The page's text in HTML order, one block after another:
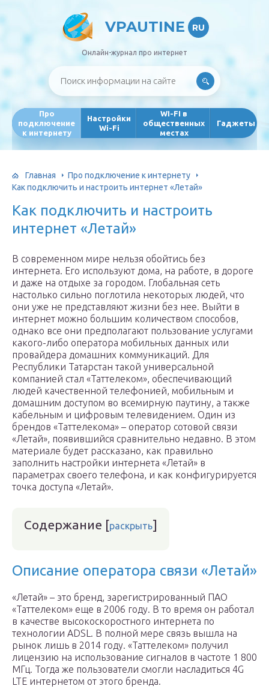
VPAUTINE RU
Онлайн-журнал про интернет
Про
подключение
к интернету
Настройки
Wi-Fi
WI-FI в
общественных
местах
Гаджеты
Главная
Про подключение к интернету
Как подключить и настроить интернет «Летай»
Как подключить и настроить
интернет «Летай»
В современном мире нельзя обойтись без
интернета. Его используют дома, на работе, в дороге
и даже на отдыхе за городом. Глобальная сеть
настолько сильно поглотила некоторых людей, что
они уже не представляют жизни без нее. Выйти в
интернет можно большим количеством способов,
однако все они предполагают пользование услугами
какого-либо оператора мобильных данных или
провайдера домашних коммуникаций. Для
Республики Татарстан такой универсальной
компанией стал «Таттелеком», обеспечивающий
людей качественной телефонией, мобильным и
домашним доступом во всемирную паутину, а также
кабельным и цифровым телевидением. Один из
брендов «Таттелекома» – оператор сотовой связи
«Летай», появившийся сравнительно недавно. В этом
материале будет рассказано, как правильно
заполнить настройки интернета «Летай» в
параметрах своего телефона, и как конфигурируется
точка доступа «Летай».
Содержание [раскрыть]
Описание оператора связи «Летай»
«Летай» – это бренд, зарегистрированный ПАО
«Таттелеком» еще в 2006 году. В то время он работал
в качестве высокоскоростного интернета по
технологии ADSL. В полной мере связь вышла на
рынок лишь в 2014 году. «Таттелеком» получил
лицензию на использование сигналов в частоте 1 800
МГц. Тогда же пользователи смогли насладиться 4G
LTE интернетом от этого бренда.